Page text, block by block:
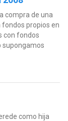
compra de una
fondos propios en
con fondos
supongamos
como hija